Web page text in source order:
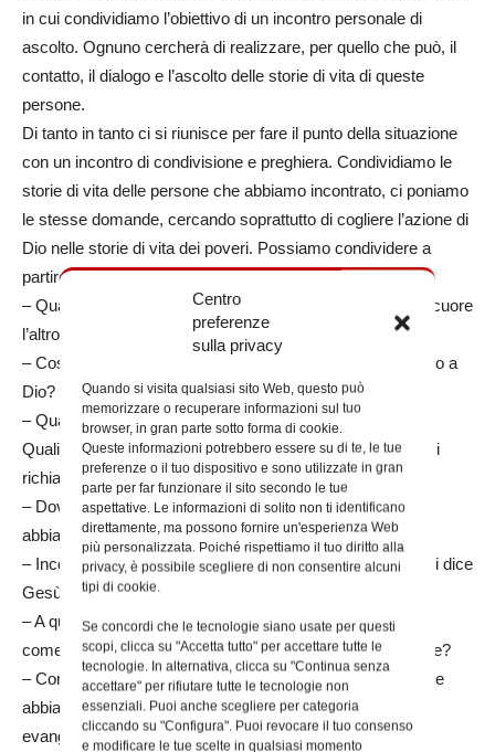
Centro
preferenze
sulla privacy
Quando si visita qualsiasi sito Web, questo può
memorizzare o recuperare informazioni sul tuo
browser, in gran parte sotto forma di cookie.
Queste informazioni potrebbero essere su di te, le tue
preferenze o il tuo dispositivo e sono utilizzate in gran
parte per far funzionare il sito secondo le tue
aspettative. Le informazioni di solito non ti identificano
direttamente, ma possono fornire un'esperienza Web
più personalizzata. Poiché rispettiamo il tuo diritto alla
privacy, è possibile scegliere di non consentire alcuni
tipi di cookie.
Se concordi che le tecnologie siano usate per questi
scopi, clicca su "Accetta tutto" per accettare tutte le
tecnologie. In alternativa, clicca su "Continua senza
accettare" per rifiutare tutte le tecnologie non
essenziali. Puoi anche scegliere per categoria
cliccando su "Configura". Puoi revocare il tuo consenso
e modificare le tue scelte in qualsiasi momento
in cui condividiamo l’obiettivo di un incontro personale di
ascolto. Ognuno cercherà di realizzare, per quello che può, il
contatto, il dialogo e l’ascolto delle storie di vita di queste
persone.
Di tanto in tanto ci si riunisce per fare il punto della situazione
con un incontro di condivisione e preghiera. Condividiamo le
storie di vita delle persone che abbiamo incontrato, ci poniamo
le stesse domande, cercando soprattutto di cogliere l’azione di
Dio nelle storie di vita dei poveri. Possiamo condividere a
partire da alcune domande:
– Quale sentimento abbiamo provato nell’ascoltare con il cuore
l’altro?
– Cosa ci ha comunicato della sua vita? Cosa sta gridando a
Dio?
– Quale verità profonda cogliamo da questa storia di vita?
Quali dimensioni profonde e vere della vita questa storia ci
richiama?
– Dov’è Dio, cosa sta facendo Dio, nella vita dell’altro che
abbiamo ascoltato?
– Incontrare un povero è incontrare Gesù Risorto. Cosa ci dice
Gesù Risorto attraverso il povero?
– A quali conversioni ci chiama, come Chiesa, per essere
come Mosè più capaci di scendere, ascoltare e intervenire?
– Come ripensare l’evangelizzazione alla luce di quello che
abbiamo ascoltato (evangelizziamo i poveri – i poveri ci
evangelizzano)?